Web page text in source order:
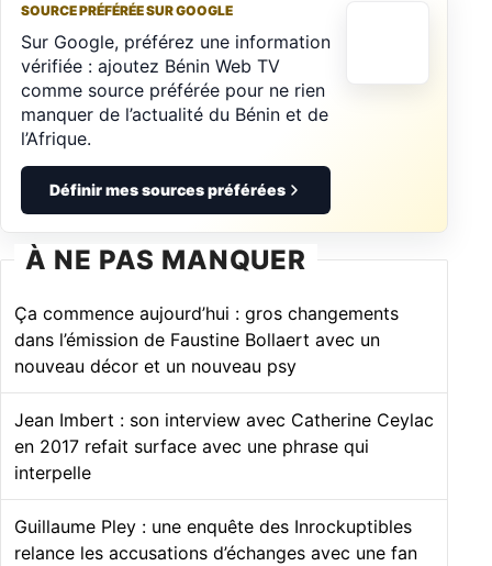
SOURCE PRÉFÉRÉE SUR GOOGLE
Sur Google, préférez une information
vérifiée : ajoutez Bénin Web TV
comme source préférée pour ne rien
manquer de l’actualité du Bénin et de
l’Afrique.
Définir mes sources préférées
À NE PAS MANQUER
Ça commence aujourd’hui : gros changements
dans l’émission de Faustine Bollaert avec un
nouveau décor et un nouveau psy
Jean Imbert : son interview avec Catherine Ceylac
en 2017 refait surface avec une phrase qui
interpelle
Guillaume Pley : une enquête des Inrockuptibles
relance les accusations d’échanges avec une fan